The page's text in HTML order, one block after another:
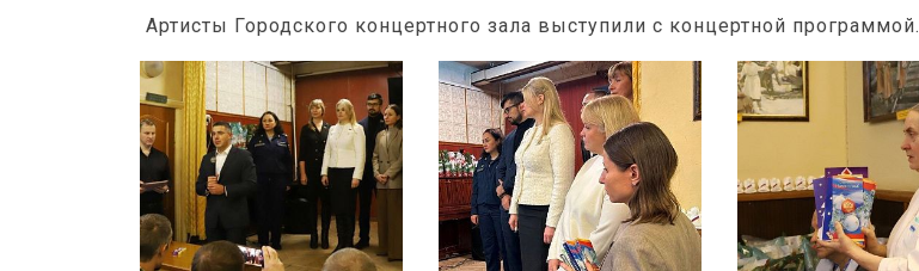
Артисты Городского концертного зала выступили с концертной программой.